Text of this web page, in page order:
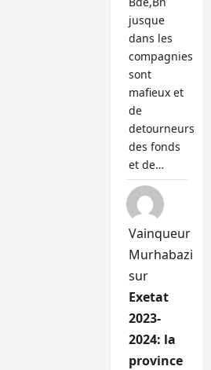
jusque
dans les
compagnies
sont
mafieux et
de
detourneurs
des fonds
et de…
Vainqueur
Murhabazi
sur
Exetat
2023-
2024: la
province